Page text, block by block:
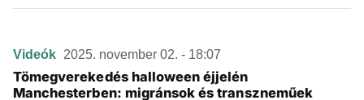
Videók 2025. november 02. - 18:07
Tömegverekedés halloween éjjelén
Manchesterben: migránsok és transzneműek